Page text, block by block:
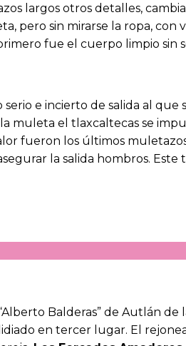
largos otros detalles,
pero sin mirarse la ropa,
fue el cuerpo limpio sin
e incierto de salida al
muleta el tlaxcaltecas se
fueron los últimos
la salida hombros. Este
Balderas” de Autlán de
en tercer lugar. El